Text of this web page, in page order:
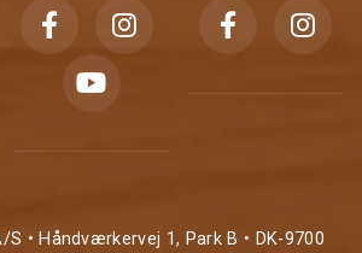
S • Håndværkervej 1, Park B • DK-9700